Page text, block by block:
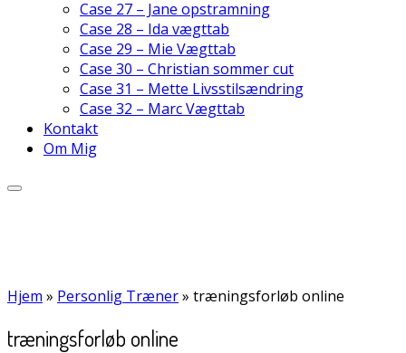
Case 27 – Jane opstramning
Case 28 – Ida vægttab
Case 29 – Mie Vægttab
Case 30 – Christian sommer cut
Case 31 – Mette Livsstilsændring
Case 32 – Marc Vægttab
Kontakt
Om Mig
Hjem » Personlig Træner» træningsforløb online
træningsforløb online